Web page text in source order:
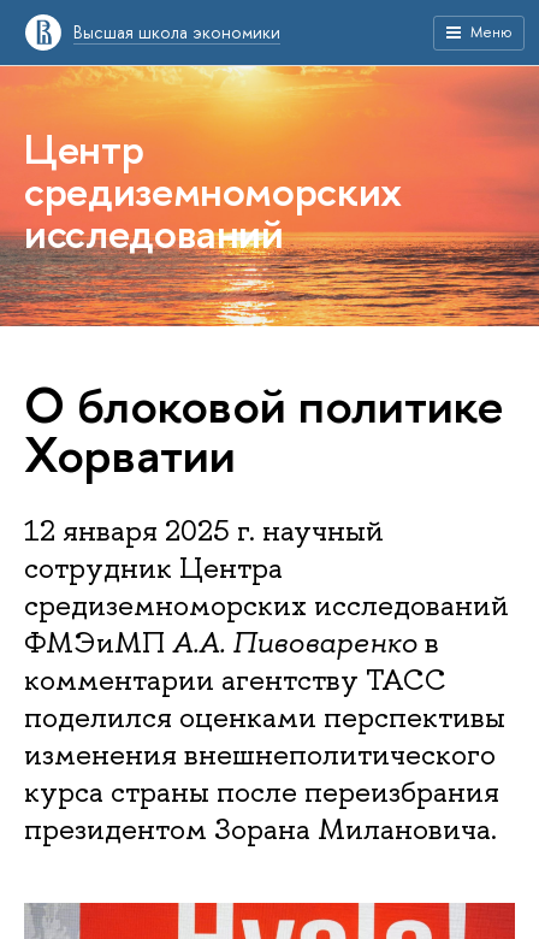
Высшая школа экономики Меню
Центр
средиземноморских
исследований
О блоковой политике
Хорватии
12 января 2025 г. научный
сотрудник Центра
средиземноморских исследований
ФМЭиМП А.А. Пивоваренков
комментарии агентству ТАСС
поделился оценками перспективы
изменения внешнеполитического
курса страны после переизбрания
президентом Зорана Милановича.